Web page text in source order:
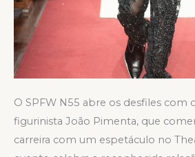
O SPFW N55 abre os desfiles com
figurinista João Pimenta, que
carreira com um espetáculo no